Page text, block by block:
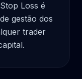
Loss é
gestão dos
trader